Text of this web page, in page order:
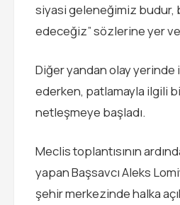
siyasi geleneğimiz budur,
edeceğiz” sözlerine yer
Diğer yandan olay
ederken, patlamayla ilgili
netleşmeye başladı.
Meclis toplantısının
yapan Başsavcı Aleks
şehir merkezinde halka